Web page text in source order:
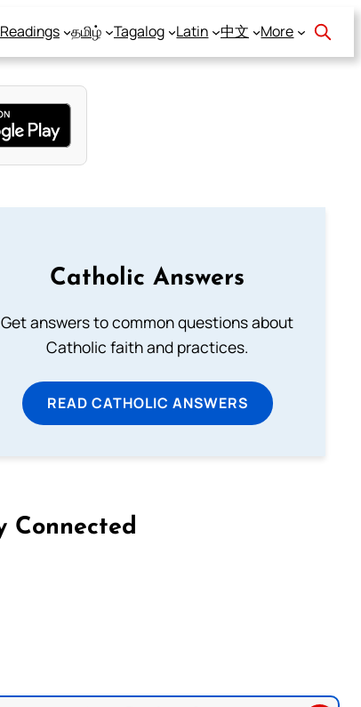
Readings தமிழ் Tagalog Latin 中文 More
Catholic Answers
Get answers to common questions about
Catholic faith and practices.
READ CATHOLIC ANSWERS
Connected